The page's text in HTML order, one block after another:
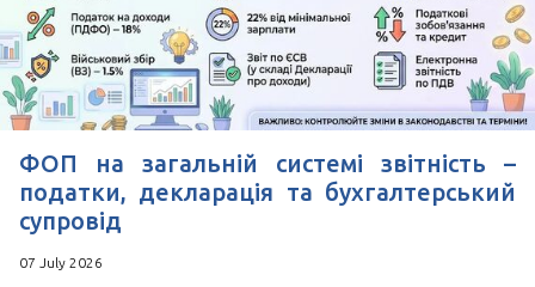
ФОП на загальній системі звітність –
податки, декларація та бухгалтерський
супровід
07 July 2026